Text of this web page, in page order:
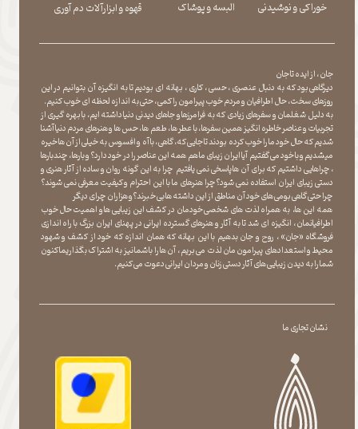
​​​​​​​خوراکی و نوشیدنی
​​​​​​​البسه و پوشاک
​​​​​​​قهوه و ابزارآلات دم آوری
نشان تجاری ما
جان ، از ایده تا جان
دیرگاهی بود که به دنبال عنصری ، حسی ، کاری ، بهانه ای بودیم تا به انگیزه آن بتوانیم در این
روزهای سخت ، حال اطرافیان و مردم خوب پیرامون را کمی ، حتی به اندازه لحظه ای خوب کنیم.
به دلیل شغلمان و سفرهای زیادی که به فرامرزها و جاهای دیدنی دنیا داشته ایم، با بهره گیری از
تجربیات و عناصر خاطره انگیز همین سفرها ، با عطر ها ، طعم ها ، حس ها و هنرهای مردم دنیا آشنا
شدیم که حال خود ما را خوب کرده بودند تا جایی که، گاهی ، با آه و افسوس به خیلی از آن ها خیره
میشدیم و با خود می گفتیم آیا ایران زیبای ما هم همه این عناصر را در خود دارد؟ و بارها ، چندبارها
، چراهایی داشتیم که برای آن ها پاسخی نمی یافتیم چرا به این گونه روان و ساده از آثار هنری و
دستی زیبای ایران استفاده نمی شود؟چرا هنرهای ما با این احترام و کیفیت معرفی نمی شوند؟
چرا حتی گاهی بومی های خود آن مناطق از این داشته ها بی خبرند؟و هزاران چرای دیگر
​​​​​​​ همه این ها، به همراه لذت های شخصی خودمان در کشف این زیبایی ها و اهمیت حال خوب
اطرافیانمان ، انگیزه ای شد تا به آثار و هنرهای گسترده ایرانی در پهنای ایران بزرگ با راه اندازی
فروشگاه «جان» ، روح و جان بدهیم با این بهانه که همان اندازه که خود از کشف و شهود
محیط و استعدادهای پیرامون مان لذت می بریم ، آن ها را با شما نیز به اشتراک بگذاریماکنون
شما را به دیدن زیبایی های آثار دستی زنان و مردان ایرانی دعوت می کنیم.